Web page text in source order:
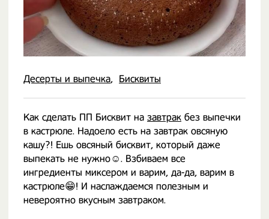
Десерты и выпечка Бисквиты
Как сделать ПП Бисквит на завтрак без выпечки
в кастрюле. Надоело есть на завтрак овсяную
кашу?! Ешь овсяный бисквит, который даже
выпекать не нужно☺️. Взбиваем все
ингредиенты миксером и варим, да-да, варим в
кастрюле😁! И наслаждаемся полезным и
невероятно вкусным завтраком.